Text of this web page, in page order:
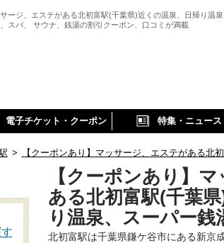
ージ、エステがある北初富駅(千葉県)近くの温泉、日帰り温
スパ、 サウナ、銭湯の割引クーポン、口コミが満載
電子チケット・クーポン 特集・ニュース
> 【クーポンあり】マッサージ、エステがある北
【クーポンあり】
ある北初富駅(千葉
り温泉、スーパー銭
北初富駅は千葉県鎌ケ谷市にある新京